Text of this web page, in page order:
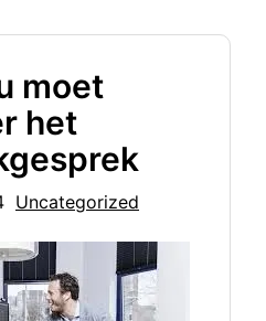
moet
het
Uncategorized